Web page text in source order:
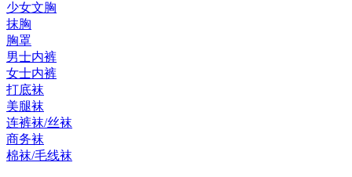
少女文胸
抹胸
胸罩
男士内裤
女士内裤
打底袜
美腿袜
连裤袜/丝袜
商务袜
棉袜/毛线袜